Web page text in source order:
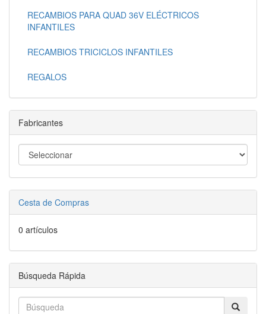
RECAMBIOS PARA QUAD 36V ELÉCTRICOS
INFANTILES
RECAMBIOS TRICICLOS INFANTILES
REGALOS
Fabricantes
Cesta de Compras
0 artículos
Búsqueda Rápida